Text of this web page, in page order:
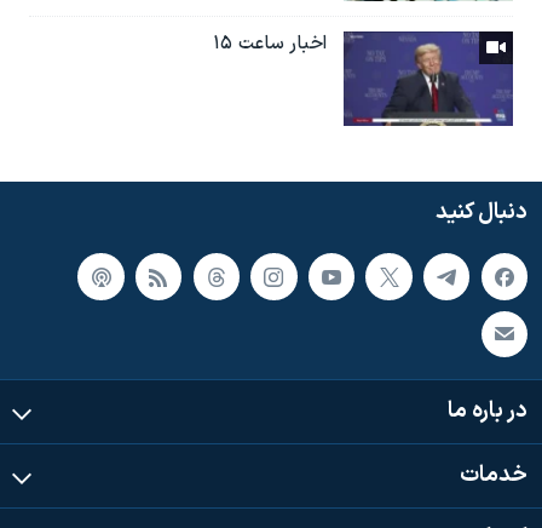
اخبار ساعت ۱۵
دنبال کنید
در باره ما
خدمات